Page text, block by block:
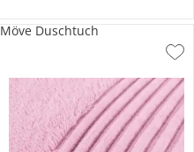
Möve Duschtuch